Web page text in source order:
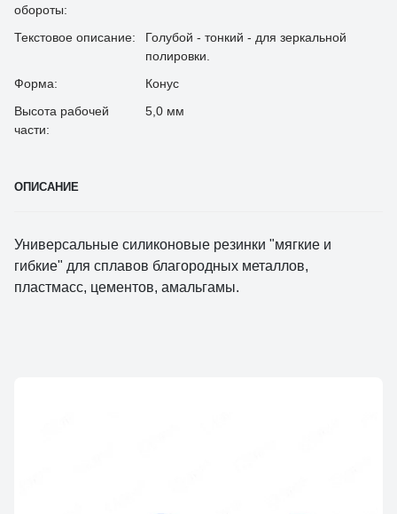
обороты:
Текстовое описание:
Голубой - тонкий - для зеркальной
полировки.
Форма:
Конус
Высота рабочей
части:
5,0 мм
ОПИСАНИЕ
Универсальные силиконовые резинки "мягкие и
гибкие" для сплавов благородных металлов,
пластмасс, цементов, амальгамы.